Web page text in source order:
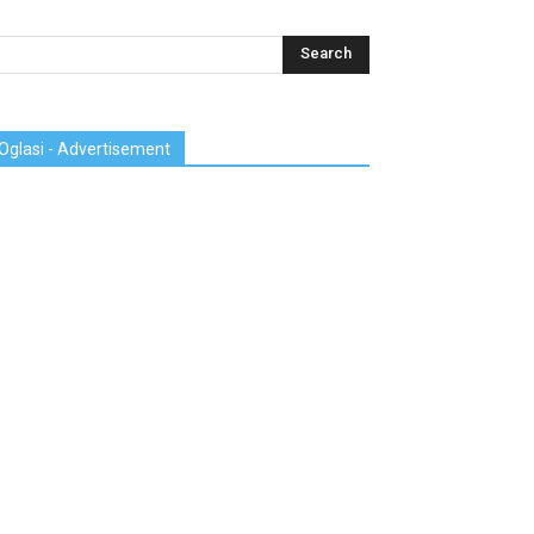
- Advertisement